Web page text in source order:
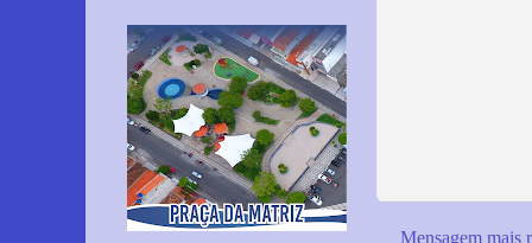
Mensagem mais